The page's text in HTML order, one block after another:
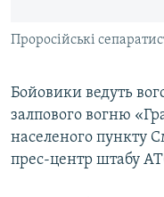
КРИМ РЕАЛІЇ
УКР
КТАТ
ДОЛУЧАЙСЯ!
Проросійські
Бойовики ведуть
залпового вогню
населеного пункту
прес-центр штабу